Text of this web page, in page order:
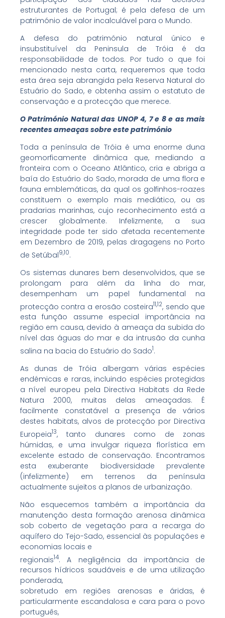
estruturantes de Portugal; é pela defesa de um
património de valor incalculável para o Mundo.
A defesa do património natural único e
insubstituível da Peninsula de Tróia é da
responsabilidade de todos. Por tudo o que foi
mencionado nesta carta, requeremos que toda
esta área seja abrangida pela Reserva Natural do
Estuário do Sado, e obtenha assim o estatuto de
conservação e a protecção que merece.
O Património Natural das UNOP 4, 7 e 8 e as mais
recentes ameaças sobre este património
Toda a península de Tróia é uma enorme duna
geomorficamente dinâmica que, mediando a
fronteira com o Oceano Atlântico, cria e abriga a
baía do Estuário do Sado, morada de uma flora e
fauna emblemáticas, da qual os golfinhos-roazes
constituem o exemplo mais mediático, ou as
pradarias marinhas, cujo reconhecimento está a
crescer globalmente. Infelizmente, a sua
integridade pode ter sido afetada recentemente
em Dezembro de 2019, pelas dragagens no Porto
de Setúbal9,10.
Os sistemas dunares bem desenvolvidos, que se
prolongam para além da linha do mar,
desempenham um papel fundamental na
protecção contra a erosão costeira11,12, sendo que
esta função assume especial importância na
região em causa, devido à ameaça da subida do
nível das águas do mar e da intrusão da cunha
salina na bacia do Estuário do Sado1.
As dunas de Tróia albergam várias espécies
endémicas e raras, incluindo espécies protegidas
a nível europeu pela Directiva Habitats da Rede
Natura 2000, muitas delas ameaçadas. É
facilmente constatável a presença de vários
destes habitats, alvos de protecção por Directiva
Europeia13, tanto dunares como de zonas
húmidas, e uma invulgar riqueza florística em
excelente estado de conservação. Encontramos
esta exuberante biodiversidade prevalente
(infelizmente) em terrenos da península
actualmente sujeitos a planos de urbanização.
Não esquecemos também a importância da
manutenção desta formação arenosa dinâmica
sob coberto de vegetação para a recarga do
aquífero do Tejo-Sado, essencial às populações e
economias locais e
regionais14. A negligência da importância de
recursos hídricos saudáveis e de uma utilização
ponderada,
sobretudo em regiões arenosas e áridas, é
particularmente escandalosa e cara para o povo
português,